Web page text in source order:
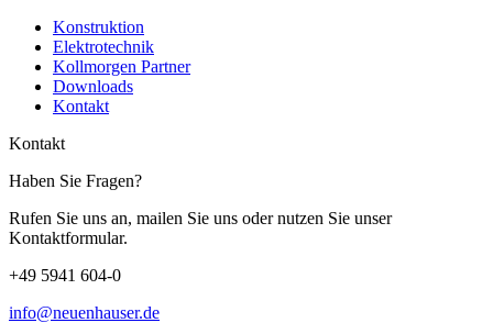
Konstruktion
Elektrotechnik
Kollmorgen Partner
Downloads
Kontakt
Kontakt
Haben Sie Fragen?
Rufen Sie uns an, mailen Sie uns oder nutzen Sie unser
Kontaktformular.
+49 5941 604-0
info@neuenhauser.de